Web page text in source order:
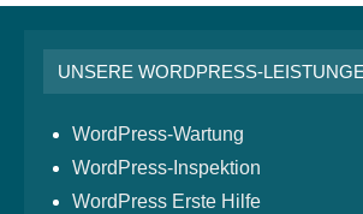
UNSERE WORDPRESS-
WordPress-Wartung
WordPress-Inspektion
WordPress Erste Hilfe